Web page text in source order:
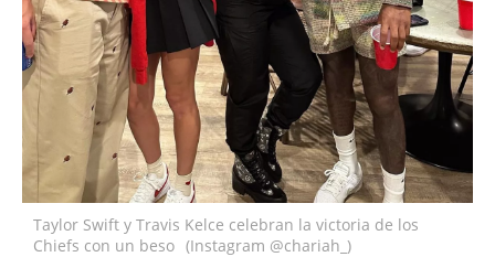
Taylor Swift y Travis Kelce celebran la victoria de los
Chiefs con un beso (Instagram @chariah_)